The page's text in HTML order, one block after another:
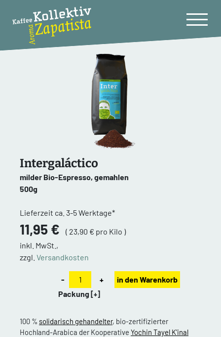
Intergaláctico
milder Bio-Espresso, gemahlen
500g
Lieferzeit ca. 3-5 Werktage*
11,95 €
( 23,90 € pro Kilo )
inkl. MwSt.,
zzgl. Versandkosten
-
+
Packung [+]
in den Warenkorb
100 % solidarisch gehandelter, bio-zertifizierter
Hochland-Arabica der Kooperative Yochin Tayel K'inal